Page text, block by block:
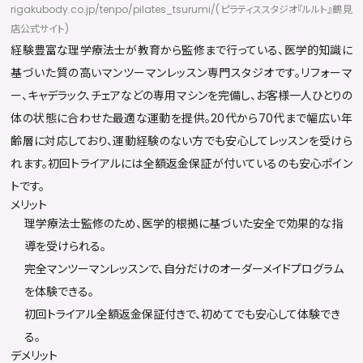
rigakubody.co.jp/tenpo/pilates_tsurumi/(ピラティススタジオ『ルルト』鶴見
店公式サイト)
経験豊富な理学療法士が教育から監修まで行っている、医学的知識に
基づいた質の高いマンツーマンレッスン専門スタジオです。リフォーマ
ー、キャデラック、チェアなどの専用マシンを完備し、お客様一人ひとりの
体の状態に合わせた最適な運動を提供。20代から70代まで幅広い年
齢層に対応しており、運動経験のない方でも安心してレッスンを受けら
れます。初回トライアルには全額返金保証が付いているのも安心ポイン
トです。
メリット
理学療法士監修のため、医学的根拠に基づいた安全で効果的な指
導を受けられる。
完全マンツーマンレッスンで、自分だけのオーダーメイドプログラム
を体験できる。
初回トライアル全額返金保証付きで、初めてでも安心して体験でき
る。
デメリット